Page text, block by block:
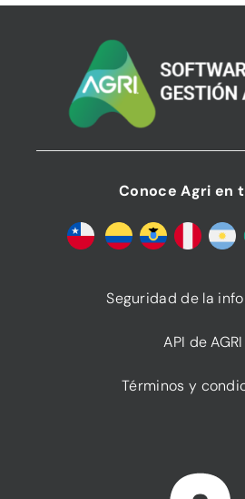
Conoce Agri en
Seguridad de la
API de AGRI
Términos y